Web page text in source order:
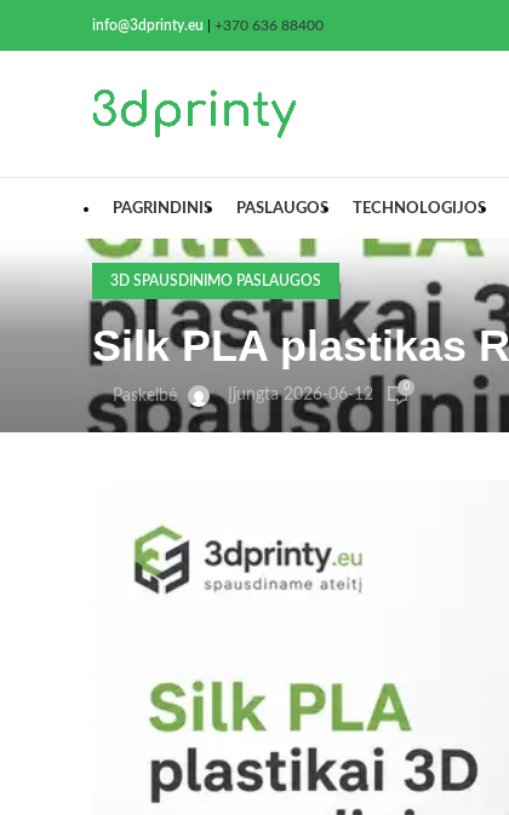
info@3dprinty.eu +370 636 88400
PAGRINDINIS PASLAUGOS TECHNOLOGIJOS
3D SPAUSDINIMO PASLAUGOS
Silk PLA plastikas
Paskelbė Įjungta 2026-06-12 0